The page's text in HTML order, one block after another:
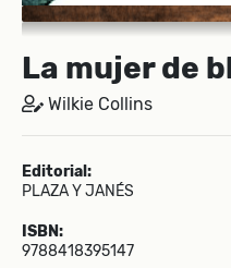
La mujer de
Wilkie Collins
Editorial:
PLAZA Y JANÉS
ISBN:
9788418395147